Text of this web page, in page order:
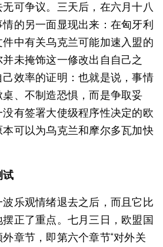
可争议。三天后，在六月十八
的另一面显现出来：在匈牙利
中有关乌克兰可能加速入盟的
未掩饰这一修改出自自己之
效率的证明：也就是说，事情
、不制造恐惧，而是争取妥
有签署大使级程序性决定的欧
可以为乌克兰和摩尔多瓦加快
试
乐观情绪退去之后，而且它比
正了重点。七月三日，欧盟国
章节，即第六个章节“对外关